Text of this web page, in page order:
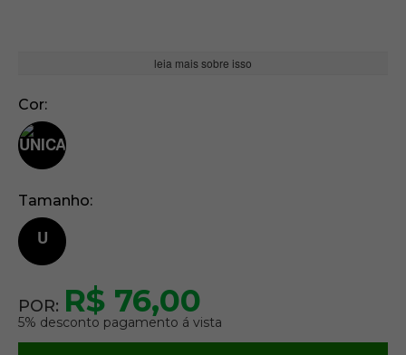
leia mais sobre isso
Cor
Tamanho
U
POR: R$ 76,00
5% desconto pagamento á vista